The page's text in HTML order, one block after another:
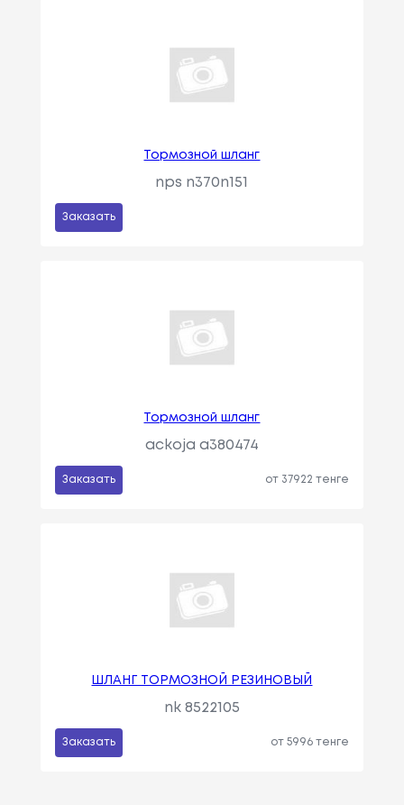
Тормозной шланг
nps n370n151
Заказать
Тормозной шланг
ackoja a380474
Заказать от 37922 тенге
ШЛАНГ ТОРМОЗНОЙ РЕЗИНОВЫЙ
nk 8522105
Заказать от 5996 тенге